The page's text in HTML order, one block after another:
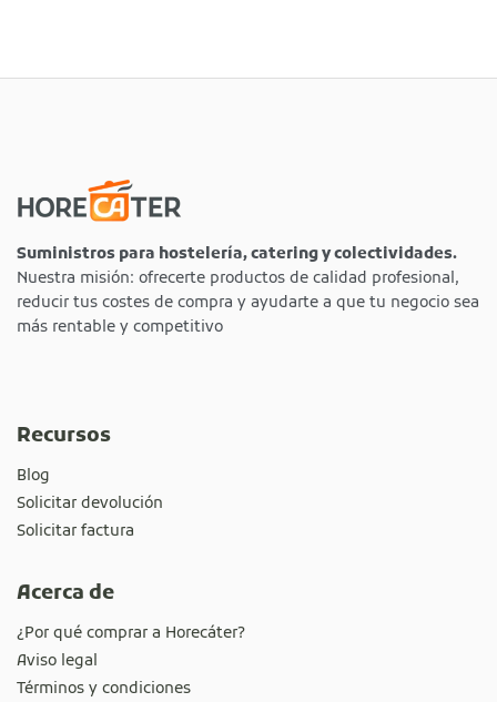
Suministros para hostelería, catering y colectividades.
Nuestra misión: ofrecerte productos de calidad profesional,
reducir tus costes de compra y ayudarte a que tu negocio sea
más rentable y competitivo
Recursos
Blog
Solicitar devolución
Solicitar factura
Acerca de
¿Por qué comprar a Horecáter?
Aviso legal
Términos y condiciones